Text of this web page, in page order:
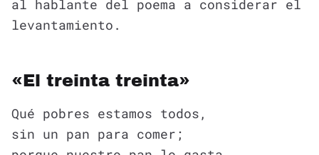
al hablante del poema a considerar el
levantamiento.
«El treinta treinta»
Qué pobres estamos todos,
sin un pan para comer;